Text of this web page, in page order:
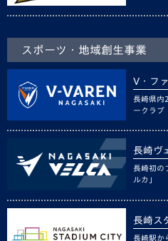
スポーツ・地域創生事業
V・フ
長崎県内
ークラブ
長崎ヴ
長崎初の
ルカ」
長崎ス
長崎駅か